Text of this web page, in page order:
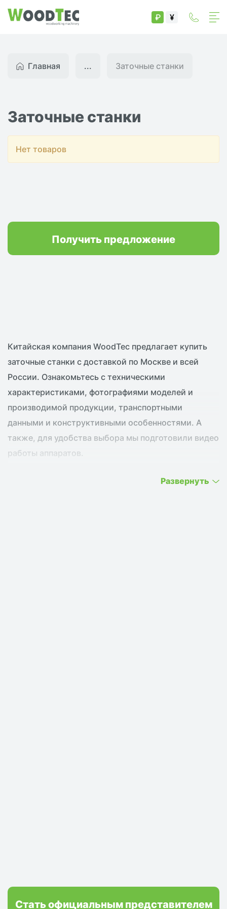
₽ ¥
Главная Заточные станки
...
Заточные станки
Нет товаров
Получить предложение
Китайская компания WoodTec предлагает купить
заточные станки с доставкой по Москве и всей
России. Ознакомьтесь с техническими
характеристиками, фотографиями моделей и
производимой продукции, транспортными
данными и конструктивными особенностями. А
также, для удобства выбора мы подготовили видео
работы аппаратов.
Развернуть
Стать официальным представителем